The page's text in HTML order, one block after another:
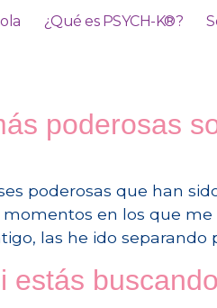
¿Qué es PSYCH-K®?
poderosas
poderosas que han
en los que
las he ido separando
estás